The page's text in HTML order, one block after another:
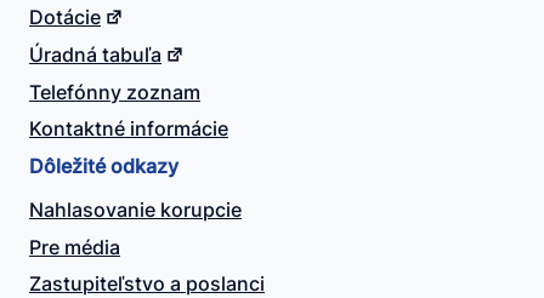
Dotácie
Úradná tabuľa
Telefónny zoznam
Kontaktné informácie
Dôležité odkazy
Nahlasovanie korupcie
Pre média
Zastupiteľstvo a poslanci